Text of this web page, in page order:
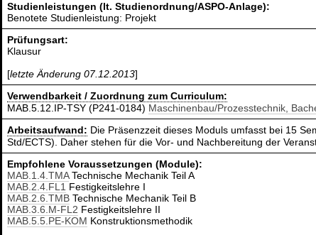
Studienleistungen (lt. Studienordnung/ASPO-Anlage):
Benotete Studienleistung: Projekt
Prüfungsart:
Klausur
[letzte Änderung 07.12.2013]
Verwendbarkeit / Zuordnung zum Curriculum:
MAB.5.12.IP-TSY (P241-0184) Maschinenbau/Prozesstechnik,
Arbeitsaufwand: Die Präsenzzeit dieses Moduls umfasst bei 15
Std/ECTS). Daher stehen für die Vor- und Nachbereitung der
Empfohlene Voraussetzungen (Module):
MAB.1.4.TMATechnische Mechanik Teil A
MAB.2.4.FL1 Festigkeitslehre I
MAB.2.6.TMB Technische Mechanik Teil B
MAB.3.6.M-FL2 Festigkeitslehre II
MAB.5.5.PE-KOM Konstruktionsmethodik